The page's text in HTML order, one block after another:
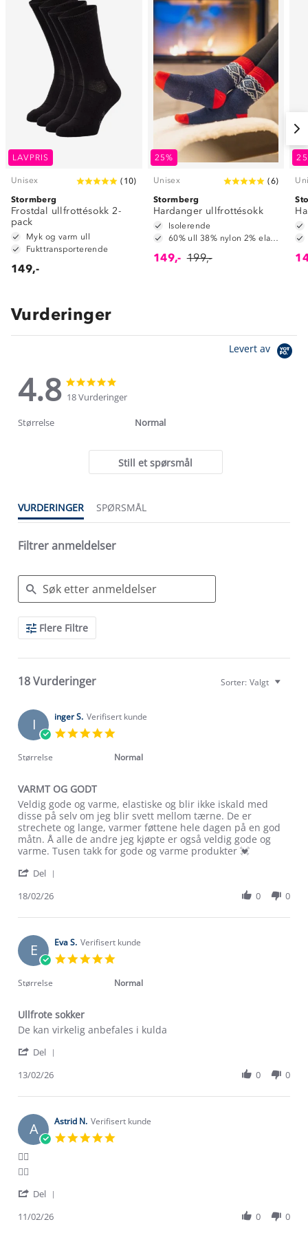
LAVPRIS
Unisex ( 10)
Stormberg
Frostdal ullfrottésokk 2-
pack
Myk og varm ull
Fukttransporterende
149,-
25%
Unisex (6)
Stormberg
Hardanger ullfrottésokk
Isolerende
149,- 199,-
Vurderinger
Levert av
4.8
4.8
star
rating
star
rating
18 Vurderinger
Størrelse Normal
Still et spørsmål
VURDERINGER SPØRSMÅL
Filtrer anmeldelser
Search
ReviewsFlere Filtre
18 Vurderinger Sorter: Valgt
I inger S. Verifisert kunde
rating
Størrelse Normal
VARMT OG GODT
Review
by
inger
S.
on
Feb
review
stating
VARMT
OG
GODT
Veldig gode og varme, elastiske og blir ikke iskald med
disse på selv om jeg blir svett mellom tærne. De er
strechete og lange, varmer føttene hele dagen på en god
måtn. Å alle de andre jeg kjøpte er også veldig gode og
varme. Tusen takk for gode og varme produkter 💓
Del
inger
on
18
Feb
18/02/26 0 0
E Eva S. Verifisert kunde
rating
Størrelse Normal
Ullfrote sokker
Review
Eva
on
Feb
review
Ullfrote
De kan virkelig anbefales i kulda
Del
Eva
on
13
Feb
13/02/26 0 0
A Astrid N. Verifisert kunde
👍🏽
Review
Astrid
on
review
👍🏽
👍🏽
Del
11/02/26 0 0